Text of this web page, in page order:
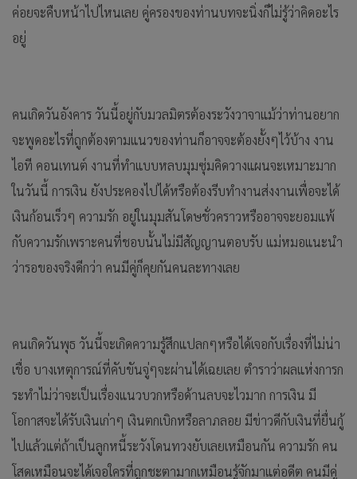
ค่อยจะคืบหน้าไปไหนเลย คู่ครองของท่านบทจะนิ่งก็ไม่รู้ว่าคิดอะไร
อยู่
คนเกิดวันอังคาร วันนี้อยู่กับมวลมิตรต้องระวังวาจาแม้ว่าท่านอยาก
จะพูดอะไรที่ถูกต้องตามแนวของท่านก็อาจจะต้องยั้งๆไว้บ้าง งาน
ไอที คอนเทนต์ งานที่ทำแบบหลบมุมซุ่มคิดวางแผนจะเหมาะมาก
ในวันนี้ การเงิน ยังประคองไปได้หรือต้องรีบทำงานส่งงานเพื่อจะได้
เงินก้อนเร็วๆ ความรัก อยู่ในมุมสันโดษชั่วคราวหรืออาจจะยอมแพ้
กับความรักเพราะคนที่ชอบนั้นไม่มีสัญญานตอบรับ แม่หมอแนะนำ
ว่ารอของจริงดีกว่า คนมีคู่ก็คุยกันคนละทางเลย
คนเกิดวันพุธ วันนี้จะเกิดความรู้สึกแปลกๆหรือได้เจอกับเรื่องที่ไม่น่า
เชื่อ บางเหตุการณ์ที่คับขันจู่ๆจะผ่านได้เฉยเลย ตำราว่าผลแห่งการก
ระทำไม่ว่าจะเป็นเรื่องแนวบวกหรือด้านลบจะไวมาก การเงิน มี
โอกาสจะได้รับเงินเก่าๆ เงินตกเบิกหรือลาภลอย มีข่าวดีกับเงินที่ยื่นกู้
ไปแล้วแต่ถ้าเป็นลูกหนี้ระวังโดนทวงยับเลยเหมือนกัน ความรัก คน
โสดเหมือนจะได้เจอใครที่ถูกชะตามากเหมือนรู้จักมาแต่อดีต คนมีคู่